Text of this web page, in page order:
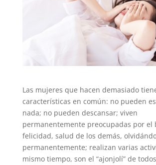
Las mujeres que hacen demasiado
características en común: no pueden
nada; no pueden descansar; viven
permanentemente preocupadas por el
felicidad, salud de los demás,
permanentemente; realizan varias
mismo tiempo, son el “ajonjolí” de